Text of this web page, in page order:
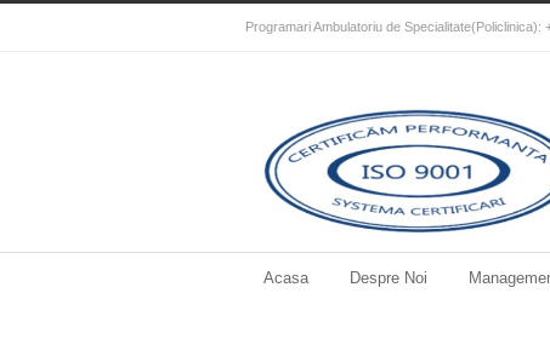
Programari Ambulatoriu de Specialitate(Policlinica):
Acasa Despre Noi